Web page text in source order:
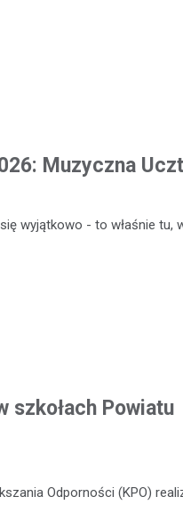
Muzyczna
wyjątkowo - to właśnie tu,
szkołach Powiatu
Odporności (KPO)